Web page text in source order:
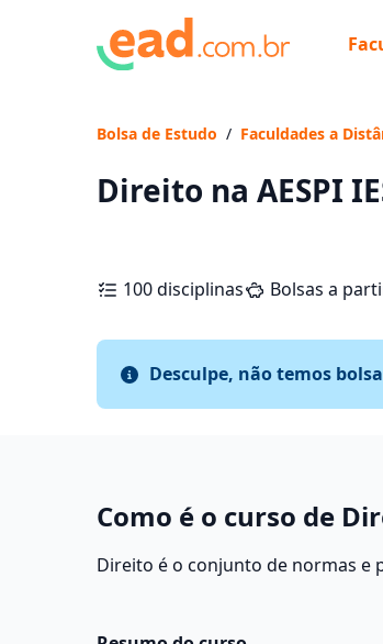
Bolsa de Estudo / Faculdades a
Direito na AESPI
100 disciplinas Bolsas a
Desculpe, não temos
Como é o curso de
Direito é o conjunto de normas e